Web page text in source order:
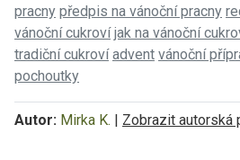
pracny předpis na vánoční pracny
vánoční cukroví jak na vánoční
tradiční cukroví advent vánoční
pochoutky
Autor: Mirka K. | Zobrazit autorská